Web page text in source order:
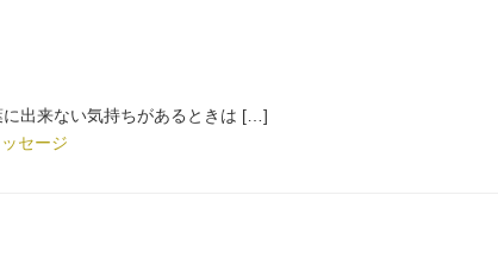
出来ない気持ちがあるときは […]
セージ